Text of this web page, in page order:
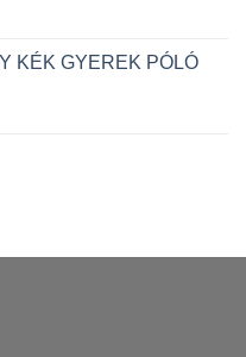
KÉK GYEREK PÓLÓ